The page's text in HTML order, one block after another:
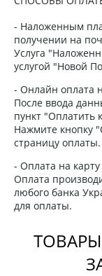
- Наложенным
получении на
Услуга
услугой "Новой
- Онлайн оплата
После ввода
пункт "Оплатить
Нажмите кнопку
страницу оплаты.
- Оплата на
Оплата
любого банка
для оплаты.